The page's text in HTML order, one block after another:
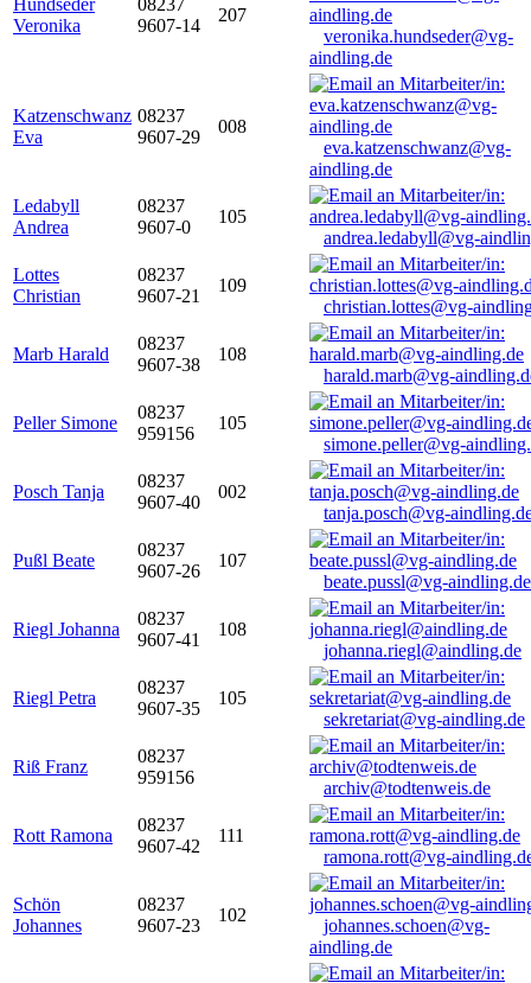
Hundseder
Veronika
08237
9607-14
207
veronika.hundseder@vg-
aindling.de
Katzenschwanz
Eva
08237
9607-29
008
eva.katzenschwanz@vg-
aindling.de
Ledabyll
Andrea
08237
9607-0
105
andrea.ledabyll@vg-
Lottes
Christian
08237
9607-21
109
christian.lottes@vg-
Marb Harald
08237
9607-38
108
harald.marb@vg-
Peller Simone
08237
959156
105
simone.peller@vg-
Posch Tanja
08237
9607-40
002
tanja.posch@vg-
Pußl Beate
08237
9607-26
107
beate.pussl@vg-aindling.de
Riegl Johanna
08237
9607-41
108
johanna.riegl@aindling.de
Riegl Petra
08237
9607-35
105
sekretariat@vg-aindling.de
Riß Franz
08237
959156
archiv@todtenweis.de
Rott Ramona
08237
9607-42
111
ramona.rott@vg-
Schön
Johannes
08237
9607-23
102
johannes.schoen@vg-
aindling.de